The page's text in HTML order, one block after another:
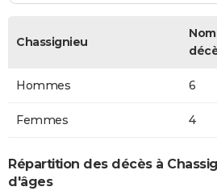
Chassignieu
Hommes 6
Femmes 4
Répartition des décès à
d'âges